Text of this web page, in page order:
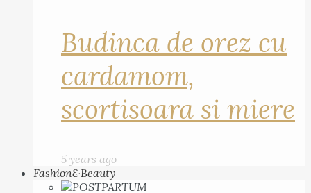
Budinca de orez cu
cardamom,
scortisoara si miere
5 years ago
Fashion&Beauty